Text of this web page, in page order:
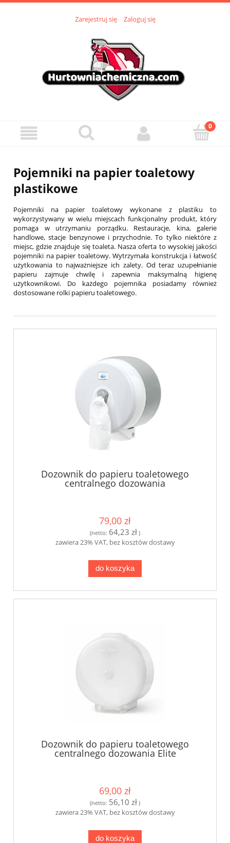
Zarejestruj się Zaloguj się
Pojemniki na papier toaletowy
plastikowe
Pojemniki na papier toaletowy wykonane z plastiku to
wykorzystywany w wielu miejscach funkcjonalny produkt, który
pomaga w utrzymaniu porządku. Restauracje, kina, galerie
handlowe, stacje benzynowe i przychodnie. To tylko niektóre z
miejsc, gdzie znajduje się toaleta. Nasza oferta to wysokiej jakości
pojemniki na papier toaletowy. Wytrzymała konstrukcja i łatwość
użytkowania to najważniejsze ich zalety. Od teraz uzupełnianie
papieru zajmuje chwilę i zapewnia maksymalną higienę
użytkownikowi. Do każdego pojemnika posiadamy również
dostosowane rolki papieru toaletowego.
Dozownik do papieru toaletowego
centralnego dozowania
79,00 zł
(netto: 64,23 zł )
zawiera 23% VAT, bez kosztów dostawy
do koszyka
Dozownik do papieru toaletowego
centralnego dozowania Elite
69,00 zł
(netto: 56,10 zł )
zawiera 23% VAT, bez kosztów dostawy
do koszyka